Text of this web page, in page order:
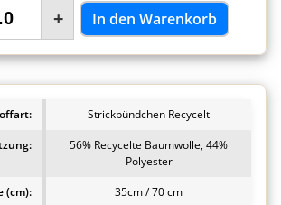
+ In den Warenkorb
Strickbündchen Recycelt
56% Recycelte Baumwolle, 44%
Polyester
(cm):
35cm / 70 cm